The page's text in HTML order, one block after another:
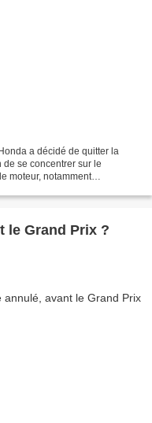
a décidé de quitter la
se concentrer sur le
moteur, notamment
le Grand Prix ?